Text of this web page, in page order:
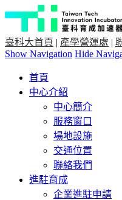
臺科大首頁 | 產學營運處 |
Show Navigation Hide
首頁
中心介紹
中心簡介
服務窗口
場地設施
交通位置
聯絡我們
進駐育成
企業進駐申請